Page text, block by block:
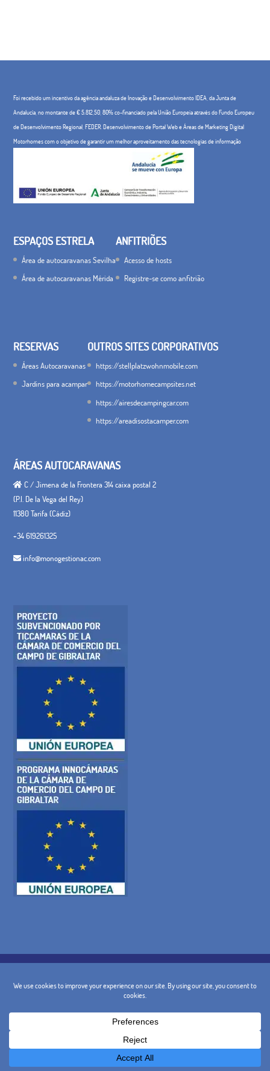
Foi recebido um incentivo da agência andaluza de Inovação e Desenvolvimento IDEA, da Junta de
Andalucía, no montante de € 5.812,50, 80% co-financiado pela União Europeia através do Fundo Europeu
de Desenvolvimento Regional, FEDER. Desenvolvimento de Portal Web e Áreas de Marketing Digital
Motorhomes com o objetivo de garantir um melhor aproveitamento das tecnologias de informação
ESPAÇOS ESTRELA
Área de autocaravanas Sevilha
Área de autocaravanas Mérida
ANFITRIÕES
Acesso de hosts
Registre-se como anfitrião
RESERVAS
Áreas Autocaravanas
Jardins para acampar
OUTROS SITES CORPORATIVOS
https://stellplatzwohnmobile.com
https://motorhomecampsites.net
https://airesdecampingcar.com
https://areadisostacamper.com
ÁREAS AUTOCARAVANAS
C / Jimena de la Frontera 314 caixa postal 2
(P.I. De la Vega del Rey)
11380 Tarifa (Cádiz)
+34 619261325
info@monogestionac.com
AVISO LEGAL
CONDIÇÕES GERAIS
POLÍTICA DE CANCELAMENTO
@ 2024 - Design e Marketing: